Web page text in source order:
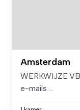
Amsterdam
WERKWIJZE
e-mails ...